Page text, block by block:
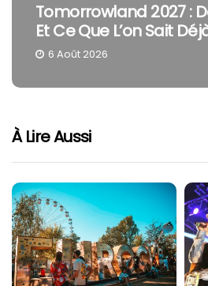
Tomorrowland 2027 :
Et Ce Que L’on Sait
6 Août 2026
À Lire Aussi